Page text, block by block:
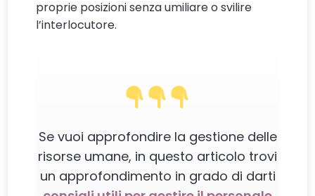
proprie posizioni senza umiliare o svilire
l’interlocutore.
Se vuoi approfondire la gestione delle
risorse umane, in questo articolo trovi
un approfondimento in grado di darti